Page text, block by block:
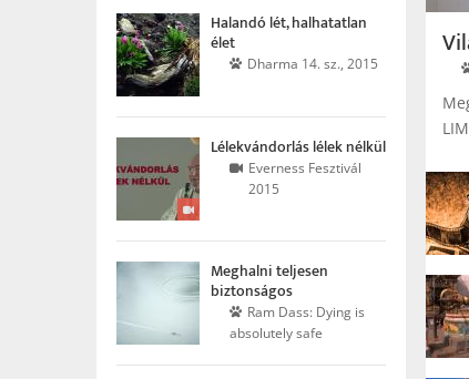
Halandó lét, halhatatlan
élet
Dharma 14. sz., 2015
Lélekvándorlás lélek nélkül
Everness Fesztivál
2015
Meghalni teljesen
biztonságos
Ram Dass: Dying is
absolutely safe